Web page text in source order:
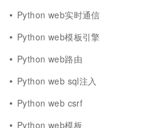
Python web实时通信
Python web模板引擎
Python web路由
Python web sql注入
Python web csrf
Python web模板